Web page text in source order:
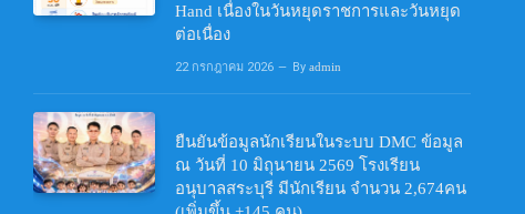
Hand เนื่องในวันหยุดราชการและวันหยุด
ต่อเนื่อง
22 กรกฎาคม 2026 By admin
ยืนยันข้อมูลนักเรียนในระบบ DMC ข้อมูล
ณ วันที่ 10 มิถุนายน 2569 โรงเรียน
อนุบาลสระบุรี มีนักเรียน จำนวน 2,674คน